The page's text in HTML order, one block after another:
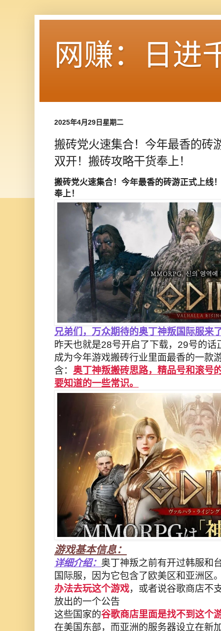
网赚：日进
2025年4月29日星期二
搬砖党火速集合！今年最香的砖
双开！搬砖攻略干货奉上！
搬砖党火速集合！今年最香的砖游正式上线
奉上！
兄弟们，万众期待的奥丁神叛国际服来
昨天也就是28号开启了下载，29号的
成为今年游戏搬砖行业里面最香的一款
含： 奥丁神叛搬砖思路，精品号和滚号
要知道的一些常识。
游戏基本信息：
详细介绍： 奥丁神叛之前有开过韩服和
国际服，因为它包含了欧美区和亚洲区
办法去玩这个游戏，或者说谷歌商店不
放出的一个公告
这些国家的谷歌商店里面是找不到这个
在美国东部，而亚洲的服务器设立在新